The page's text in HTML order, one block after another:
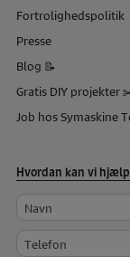
Fortrolighedspolitik
Presse
Blog 📝
Gratis DIY projekter
Job hos Symaskine
Hvordan kan vi
Navn
Telefon